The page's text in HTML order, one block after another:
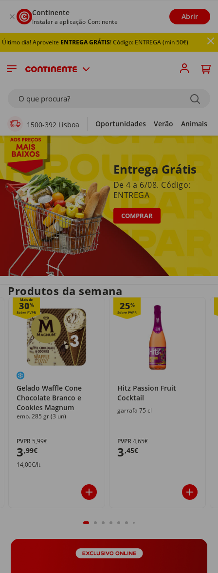
Continente
Instalar a aplicação Continente
Abrir
AproveiteENTREGA GRÁTIS! Código: ENTREGA (min 50€)
O que procura?
1500-392 Lisboa Oportunidades Verão Animais
Supermercado Online
Entrega Grátis
De 4 a 6/08. Código:
ENTREGA
COMPRAR
Entrega em casa
no próprio dia
Recolha grátis
com o Click&Go
Produtos da semana
Mais de
30%
Gelado Waffle Cone
Chocolate Branco e
Cookies Magnum
emb. 285 gr (3 un)
PVPR 5,99€
3,99€
14,00€/lt
25%
Hitz Passion Fruit
Cocktail
garrafa 75 cl
PVPR4,65€
3,45€